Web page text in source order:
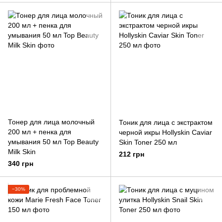
Тонер для лица молочный
200 мл + пенка для
умывания 50 мл Top Beauty
Milk Skin
340 грн
Тоник для лица с экстрактом
черной икры Hollyskin Caviar
Skin Toner 250 мл
212 грн
−30%